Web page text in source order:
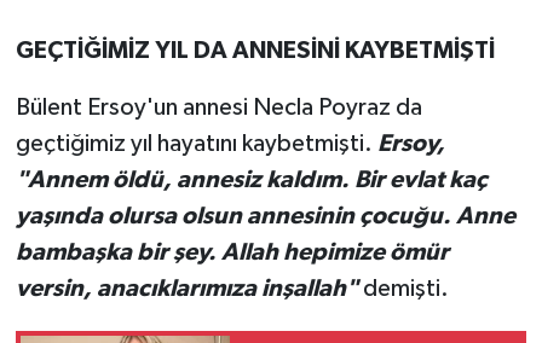
GEÇTİĞİMİZ YIL DA ANNESİNİ KAYBETMİŞTİ
Bülent Ersoy'un annesi Necla Poyraz da
geçtiğimiz yıl hayatını kaybetmişti. Ersoy,
"Annem öldü, annesiz kaldım. Bir evlat kaç
yaşında olursa olsun annesinin çocuğu. Anne
bambaşka bir şey. Allah hepimize ömür
versin, anacıklarımıza inşallah"demişti.